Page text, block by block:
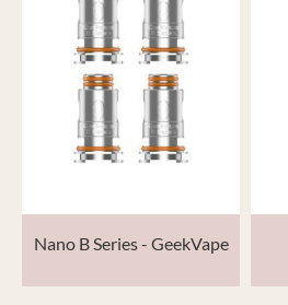
Nano B Series - GeekVape